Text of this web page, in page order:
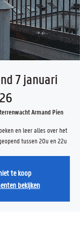
7 januari
Armand Pien
en leer alles over het
tussen 20u en 22u
te koop
bekijken